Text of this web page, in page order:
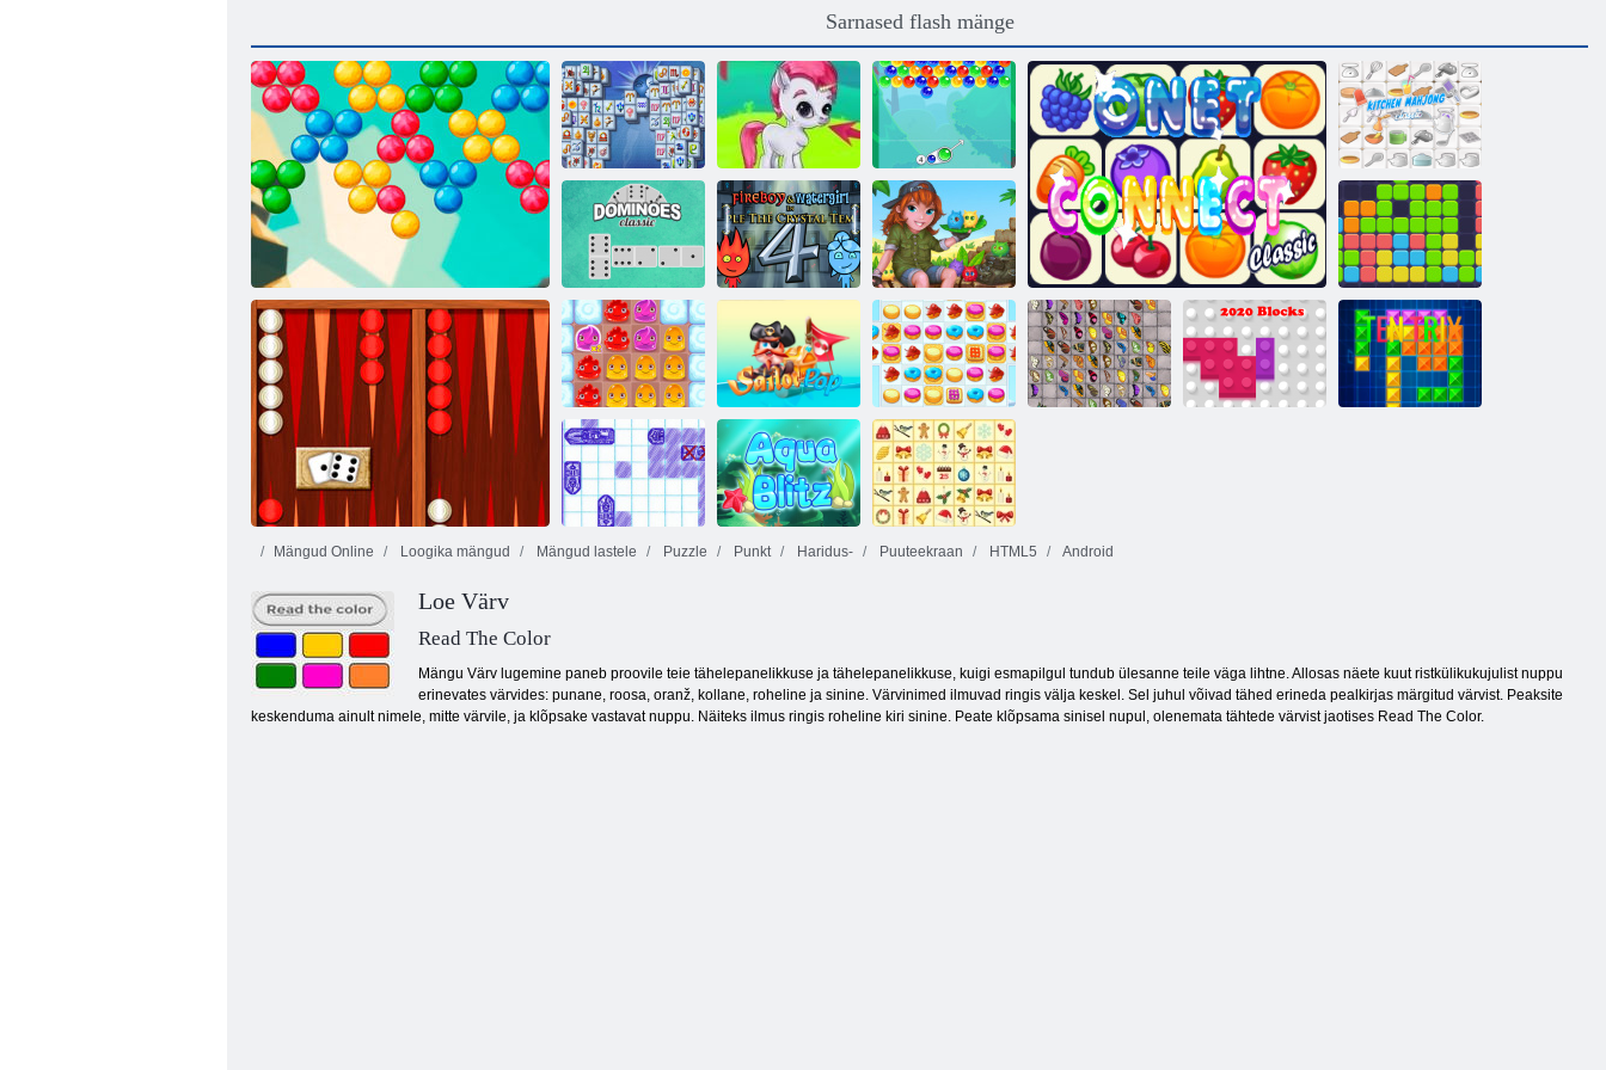
Sarnased flash mänge
Mull tukk Endless
Mahjong
Fortuna
Mullivursid Mullide võlud Köök mahjong
Dominoes
Classic
Fireboy ja
Watergirl 4:
kristalltempel
Vöödiline Island Üksteist üksteist
Pudding Land 2 Madruspop
Küpsise
purustamine 2
Mängud Online Loogika mängud Mängud lastele Puzzle Punkt Haridus- Puuteekraan HTML5 Android
Loe Värv
Read The Color
Mängu Värv lugemine paneb proovile teie tähelepanelikkuse ja tähelepanelikkuse, kuigi esmapilgul tundub ülesanne teile väga lihtne. Allosas näete kuut ristkülikukujulist nuppu
erinevates värvides: punane, roosa, oranž, kollane, roheline ja sinine. Värvinimed ilmuvad ringis välja keskel. Sel juhul võivad tähed erineda pealkirjas märgitud värvist. Peaksite
keskenduma ainult nimele, mitte värvile, ja klõpsake vastavat nuppu. Näiteks ilmus ringis roheline kiri sinine. Peate klõpsama sinisel nupul, olenemata tähtede värvist jaotises Read The Color.